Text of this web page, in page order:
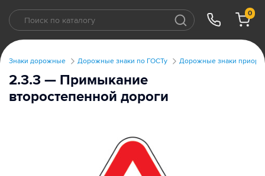
0
Знаки дорожные Дорожные знаки по ГОСТу Дорожные знаки
2.3.3 — Примыкание
второстепенной дороги